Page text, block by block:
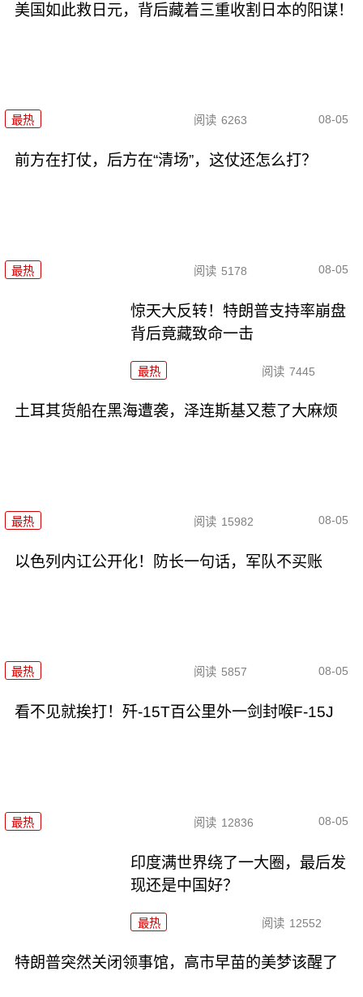
美国如此救日元，背后藏着三重收割日本的阳谋！
最热 阅读 6263 08-05
前方在打仗，后方在“清场”，这仗还怎么打？
最热 阅读 5178 08-05
惊天大反转！特朗普支持率崩盘
背后竟藏致命一击
最热 阅读 7445
土耳其货船在黑海遭袭，泽连斯基又惹了大麻烦
最热 阅读 15982 08-05
以色列内讧公开化！防长一句话，军队不买账
最热 阅读 5857 08-05
看不见就挨打！歼-15T百公里外一剑封喉F-15J
最热 阅读 12836 08-05
印度满世界绕了一大圈，最后发
现还是中国好？
最热 阅读 12552
特朗普突然关闭领事馆，高市早苗的美梦该醒了